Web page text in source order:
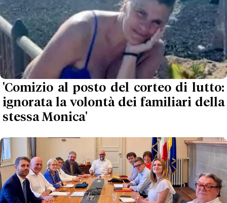
'Comizio al posto del corteo di lutto:
ignorata la volontà dei familiari della
stessa Monica'